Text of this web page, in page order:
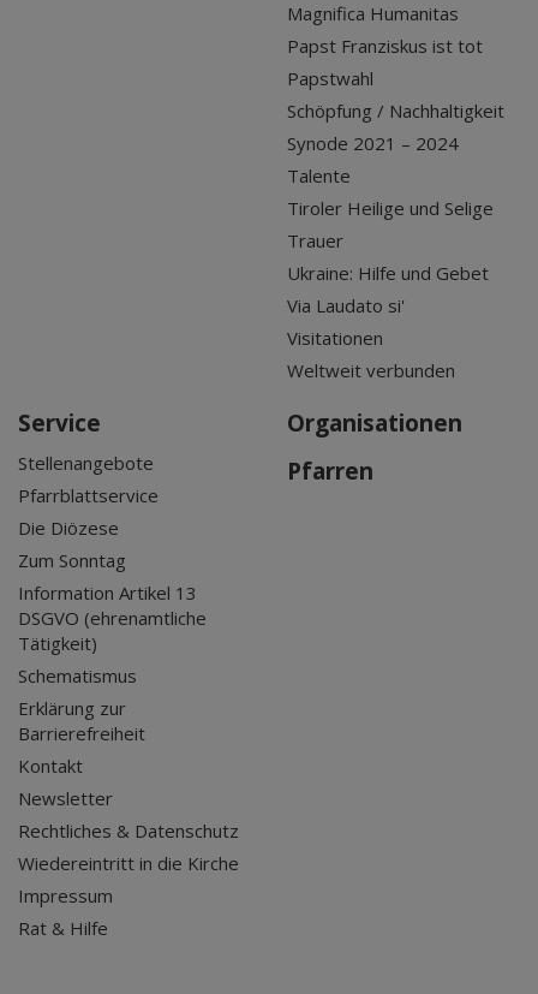
Magnifica Humanitas
Papst Franziskus ist tot
Papstwahl
Schöpfung / Nachhaltigkeit
Synode 2021 – 2024
Talente
Tiroler Heilige und Selige
Trauer
Ukraine: Hilfe und Gebet
Via Laudato si'
Visitationen
Weltweit verbunden
Service
Stellenangebote
Pfarrblattservice
Die Diözese
Zum Sonntag
Information Artikel 13
DSGVO (ehrenamtliche
Tätigkeit)
Schematismus
Erklärung zur
Barrierefreiheit
Kontakt
Newsletter
Rechtliches & Datenschutz
Wiedereintritt in die Kirche
Impressum
Rat & Hilfe
Organisationen
Pfarren